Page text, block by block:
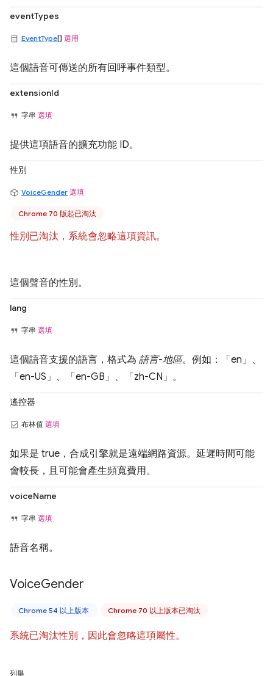
eventTypes
EventType[] 選用
這個語音可傳送的所有回呼事件類型。
extensionId
字串 選填
提供這項語音的擴充功能 ID。
性別
VoiceGender 選填
Chrome 70 版起已淘汰
性別已淘汰，系統會忽略這項資訊。
這個聲音的性別。
lang
字串 選填
這個語音支援的語言，格式為 語言-地區。例如：「en」、
「en-US」、「en-GB」、「zh-CN」。
遙控器
布林值 選填
如果是 true，合成引擎就是遠端網路資源。延遲時間可能
會較長，且可能會產生頻寬費用。
voiceName
字串 選填
語音名稱。
VoiceGender
Chrome 54 以上版本 Chrome 70 以上版本已淘汰
系統已淘汰性別，因此會忽略這項屬性。
列舉